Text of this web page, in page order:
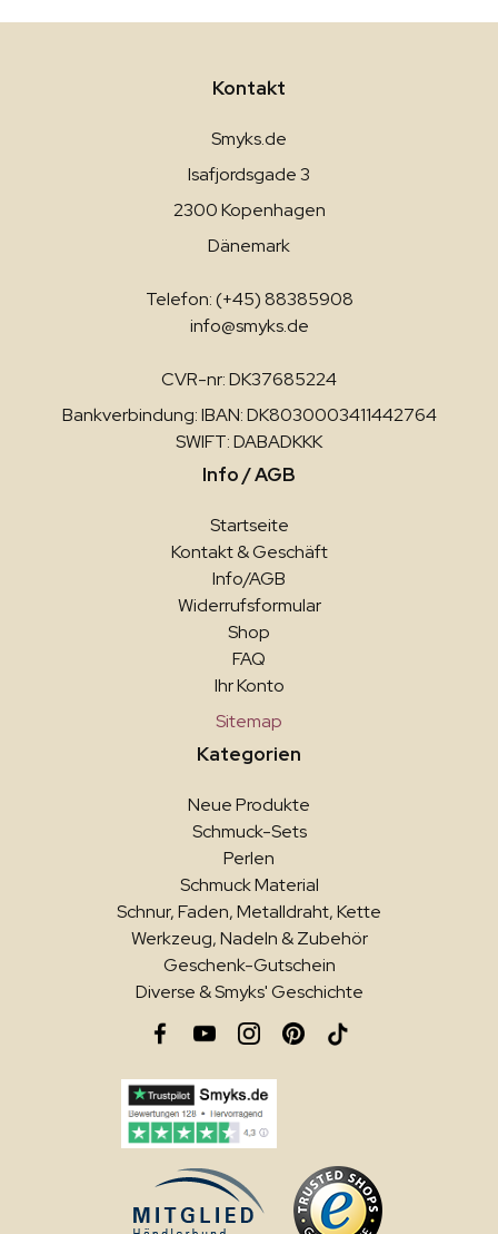
Kontakt
Smyks.de
Isafjordsgade 3
2300 Kopenhagen
Dänemark
Telefon: (+45) 88385908
info@smyks.de
CVR-nr: DK37685224
Bankverbindung: IBAN: DK8030003411442764
SWIFT: DABADKKK
Info / AGB
Startseite
Kontakt & Geschäft
Info/AGB
Widerrufsformular
Shop
FAQ
Ihr Konto
Sitemap
Kategorien
Neue Produkte
Schmuck-Sets
Perlen
Schmuck Material
Schnur, Faden, Metalldraht, Kette
Werkzeug, Nadeln & Zubehör
Geschenk-Gutschein
Diverse & Smyks' Geschichte